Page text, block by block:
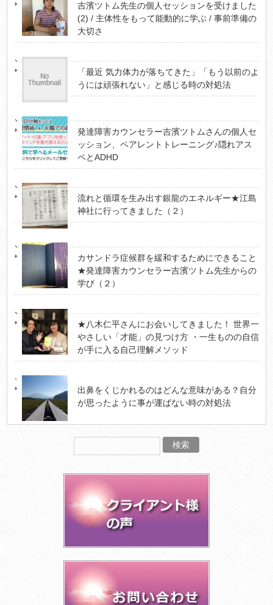
吉濱ツトム先生の個人セッションを受けました
(2) / 主体性をもって能動的に学ぶ / 事前準備の
大切さ
「最近 気力体力が落ちてきた」「もう以前のよ
うには頑張れない」と感じる時の対処法
発達障害カウンセラー吉濱ツトムさんの個人セ
ッション、ペアレントトレーニング♪隠れアス
ペとADHD
流れと循環を生み出す銀龍のエネルギー★江島
神社に行ってきました（２）
カサンドラ症候群を緩和するためにできること
★発達障害カウンセラー吉濱ツトム先生からの
学び（２）
★八木仁平さんにお会いしてきました！ 世界一
やさしい「才能」の見つけ方 ・一生ものの自信
が手に入る自己理解メソッド
出鼻をくじかれるのはどんな意味がある？自分
が思ったように事が運ばない時の対処法